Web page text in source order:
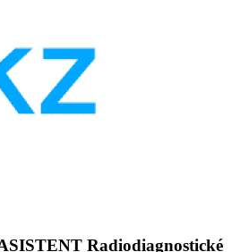
Radiodiagnostické